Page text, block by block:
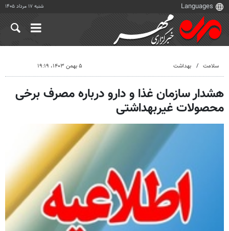
شنبه ۱۷ مرداد ۱۴۰۵
سلامت بهداشت ۵ بهمن ۱۴۰۳، ۱۹:۱۹
هشدار سازمان غذا و دارو درباره مصرف برخی
محصولات غیربهداشتی